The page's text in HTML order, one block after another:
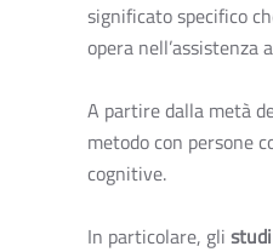
significato specifico
opera nell’assistenza
A partire dalla metà
metodo con persone
cognitive.
In particolare, gli